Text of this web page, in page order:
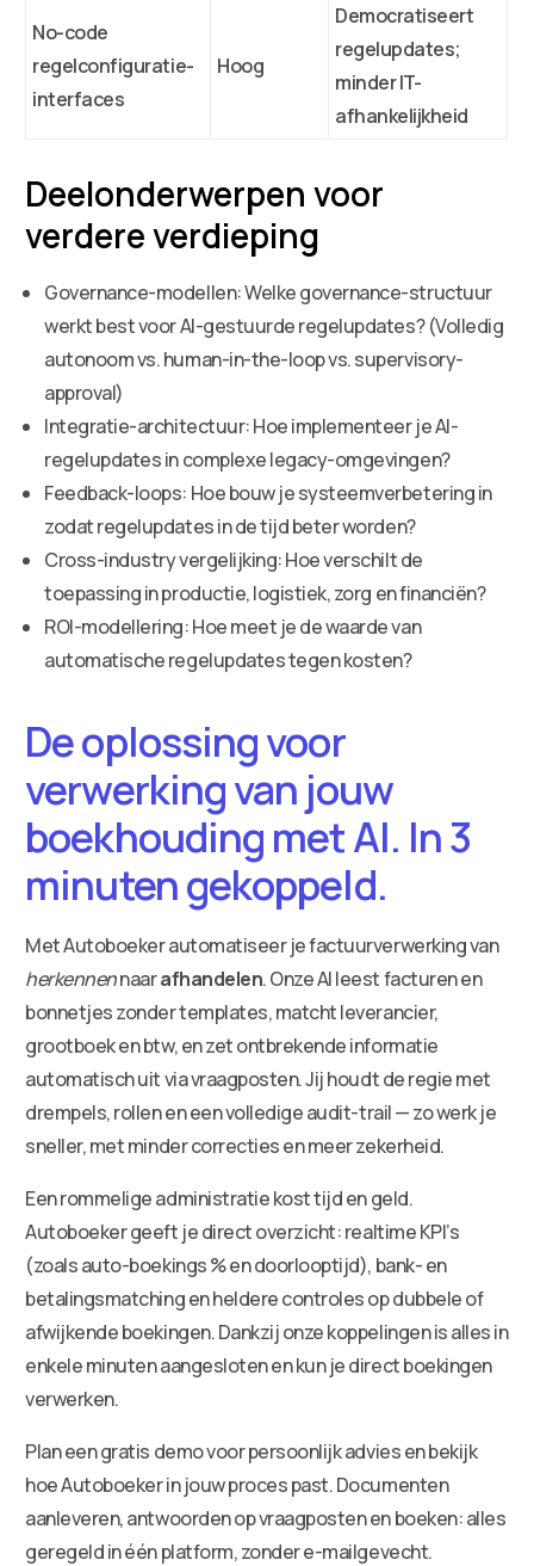
No-code
regelconfiguratie-
interfaces
Hoog
Democratiseert
regelupdates;
minder IT-
afhankelijkheid
Deelonderwerpen voor
verdere verdieping
Governance-modellen: Welke governance-structuur
werkt best voor AI-gestuurde regelupdates? (Volledig
autonoom vs. human-in-the-loop vs. supervisory-
approval)
Integratie-architectuur: Hoe implementeer je AI-
regelupdates in complexe legacy-omgevingen?
Feedback-loops: Hoe bouw je systeemverbetering in
zodat regelupdates in de tijd beter worden?
Cross-industry vergelijking: Hoe verschilt de
toepassing in productie, logistiek, zorg en financiën?
ROI-modellering: Hoe meet je de waarde van
automatische regelupdates tegen kosten?
De oplossing voor
verwerking van jouw
boekhouding met AI. In 3
minuten gekoppeld.
Met Autoboeker automatiseer je factuurverwerking van
herkennennaarafhandelen. Onze AI leest facturen en
bonnetjes zonder templates, matcht leverancier,
grootboek en btw, en zet ontbrekende informatie
automatisch uit via vraagposten. Jij houdt de regie met
drempels, rollen en een volledige audit-trail — zo werk je
sneller, met minder correcties en meer zekerheid.
Een rommelige administratie kost tijd en geld.
Autoboeker geeft je direct overzicht: realtime KPI’s
(zoals auto-boekings % en doorlooptijd), bank- en
betalingsmatching en heldere controles op dubbele of
afwijkende boekingen. Dankzij onze koppelingen is alles in
enkele minuten aangesloten en kun je direct boekingen
verwerken.
Plan een gratis demo voor persoonlijk advies en bekijk
hoe Autoboeker in jouw proces past. Documenten
aanleveren, antwoorden op vraagposten en boeken: alles
geregeld in één platform, zonder e-mailgevecht.